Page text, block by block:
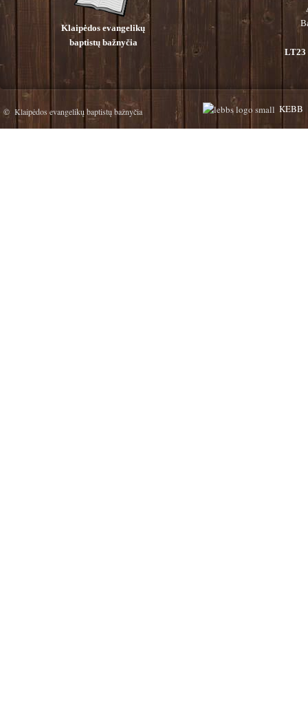
Klaipėdos evangelikų
baptistų bažnyčia
LT23
© Klaipėdos evangelikų baptistų bažnyčia KEBB